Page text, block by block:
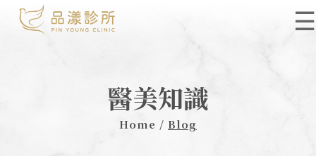
☰
醫美知識
Home / Blog